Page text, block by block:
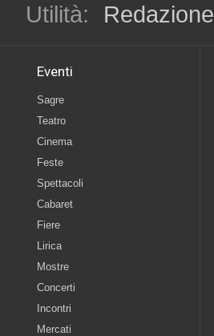
Utilità:
Redazione
Eventi
Sagre
Teatro
Cinema
Feste
Spettacoli
Cabaret
Fiere
Lirica
Mostre
Concerti
Incontri
Mercati